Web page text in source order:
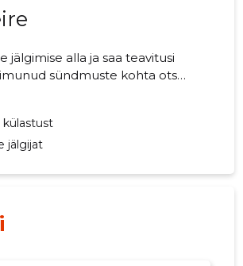
jälgimise alla ja saa teavitusi
sündmuste kohta otse
külastust
jälgijat